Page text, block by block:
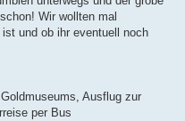
Wir wollten mal
und ob ihr eventuell noch
Ausflug zur
per Bus